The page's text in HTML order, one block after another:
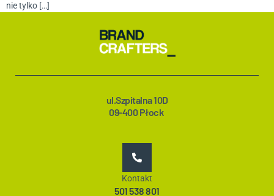
nie tylko […]
ul.Szpitalna 10D
09-400 Płock
Kontakt
501 538 801